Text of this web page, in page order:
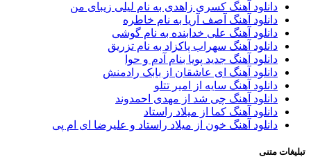
دانلود آهنگ کسری زاهدی به نام لیلی زیبای من
دانلود آهنگ آصف آریا به نام خاطره
دانلود آهنگ علی خدابنده به نام گوشی
دانلود آهنگ سهراب پاکزاد به نام تزریق
دانلود آهنگ جدید پویا بنام آدم و حوا
دانلود آهنگ ای عاشقان از بابک رادمنش
دانلود آهنگ سایه از امیر تتلو
دانلود آهنگ چی شد از مهدی احمدوند
دانلود آهنگ کما از میلاد راستاد
دانلود آهنگ خون از میلاد راستاد و علیرضا ای ام پی
تبلیغات متنی